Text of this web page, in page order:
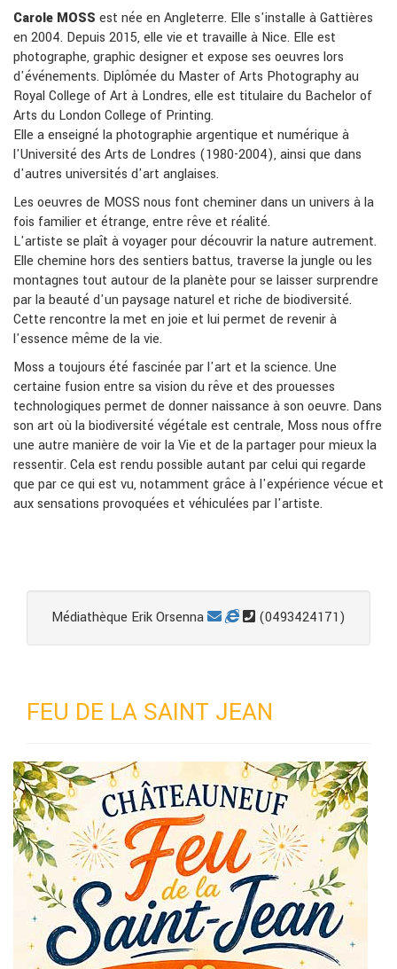
Carole MOSS est née en Angleterre. Elle s'installe à Gattières
en 2004. Depuis 2015, elle vie et travaille à Nice. Elle est
photographe, graphic designer et expose ses oeuvres lors
d'événements. Diplômée du Master of Arts Photography au
Royal College of Art à Londres, elle est titulaire du Bachelor of
Arts du London College of Printing.
Elle a enseigné la photographie argentique et numérique à
l'Université des Arts de Londres (1980-2004), ainsi que dans
d'autres universités d'art anglaises.
Les oeuvres de MOSS nous font cheminer dans un univers à la
fois familier et étrange, entre rêve et réalité.
L'artiste se plaît à voyager pour découvrir la nature autrement.
Elle chemine hors des sentiers battus, traverse la jungle ou les
montagnes tout autour de la planète pour se laisser surprendre
par la beauté d'un paysage naturel et riche de biodiversité.
Cette rencontre la met en joie et lui permet de revenir à
l'essence même de la vie.
Moss a toujours été fascinée par l'art et la science. Une
certaine fusion entre sa vision du rêve et des prouesses
technologiques permet de donner naissance à son oeuvre. Dans
son art où la biodiversité végétale est centrale, Moss nous offre
une autre manière de voir la Vie et de la partager pour mieux la
ressentir. Cela est rendu possible autant par celui qui regarde
que par ce qui est vu, notamment grâce à l'expérience vécue et
aux sensations provoquées et véhiculées par l'artiste.
Médiathèque Erik Orsenna (0493424171)
FEU DE LA SAINT JEAN